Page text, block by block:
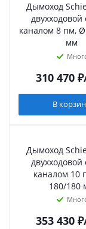
Дымоход
двухходовой
каналом 8 пм,
мм
310 470₽
В
Дымоход
двухходовой
каналом 10
180/180
353 430₽